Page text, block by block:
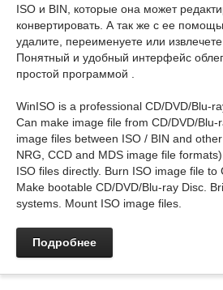
ISO и BIN, которые она может
конвертировать. А так же с ее
удалите, переименуете или
Понятный и удобный интерфейс
простой программой .
WinISO is a professional CD/DVD/Blu-
Can make image file from CD/DVD/Blu-
image files between ISO / BIN and
NRG, CCD and MDS image file
ISO files directly. Burn ISO image file to
Make bootable CD/DVD/Blu-ray Disc.
systems. Mount ISO image files.
Подробнее